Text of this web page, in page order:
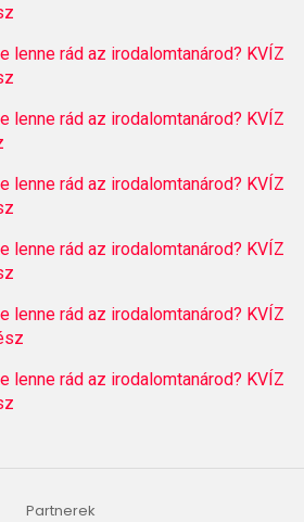
lenne rád az irodalomtanárod? KVÍZ
lenne rád az irodalomtanárod? KVÍZ
lenne rád az irodalomtanárod? KVÍZ
lenne rád az irodalomtanárod? KVÍZ
lenne rád az irodalomtanárod? KVÍZ
lenne rád az irodalomtanárod? KVÍZ
Partnerek